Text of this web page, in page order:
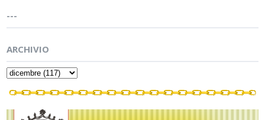
---
ARCHIVIO